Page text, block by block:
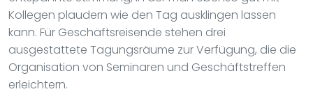
Kollegen plaudern wie den Tag ausklingen lassen
kann. Für Geschäftsreisende stehen drei
ausgestattete Tagungsräume zur Verfügung, die die
Organisation von Seminaren und Geschäftstreffen
erleichtern.